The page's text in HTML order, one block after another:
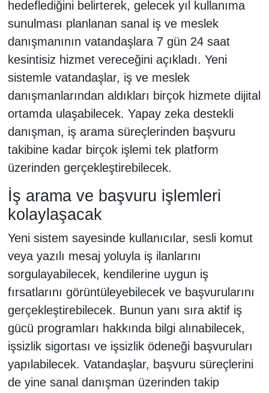
hedeflediğini belirterek, gelecek yıl kullanıma
sunulması planlanan sanal iş ve meslek
danışmanının vatandaşlara 7 gün 24 saat
kesintisiz hizmet vereceğini açıkladı. Yeni
sistemle vatandaşlar, iş ve meslek
danışmanlarından aldıkları birçok hizmete dijital
ortamda ulaşabilecek. Yapay zeka destekli
danışman, iş arama süreçlerinden başvuru
takibine kadar birçok işlemi tek platform
üzerinden gerçekleştirebilecek.
İş arama ve başvuru işlemleri
kolaylaşacak
Yeni sistem sayesinde kullanıcılar, sesli komut
veya yazılı mesaj yoluyla iş ilanlarını
sorgulayabilecek, kendilerine uygun iş
fırsatlarını görüntüleyebilecek ve başvurularını
gerçekleştirebilecek. Bunun yanı sıra aktif iş
gücü programları hakkında bilgi alınabilecek,
işsizlik sigortası ve işsizlik ödeneği başvuruları
yapılabilecek. Vatandaşlar, başvuru süreçlerini
de yine sanal danışman üzerinden takip